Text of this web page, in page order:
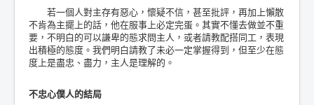
若一個人對主存有惡心，懷疑不信，甚至批評，再加上懶散
不肯為主擺上的話，他在服事上必定完蛋。其實不懂去做並不重
要，不明白的可以謙卑的態求問主人，或者請教配搭同工，表現
出積極的態度。我們明白請教了未必一定掌握得到，但至少在態
度上是盡忠、盡力，主人是理解的。
不忠心僕人的結局